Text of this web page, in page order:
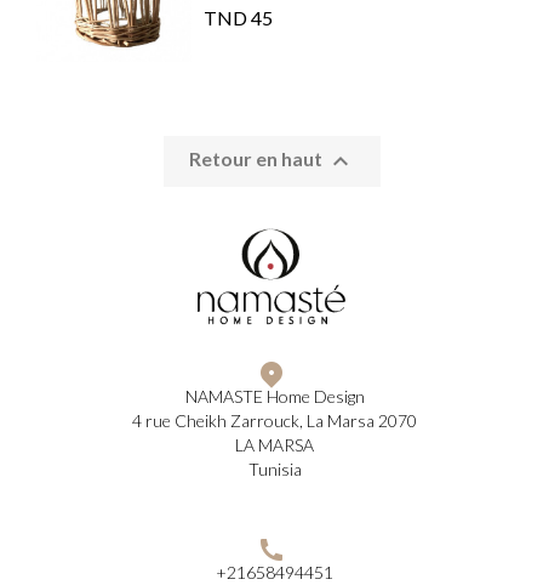
45 TND
Retour en haut 
NAMASTE Home Design
4 rue Cheikh Zarrouck, La Marsa 2070
LA MARSA
Tunisia
+21658494451